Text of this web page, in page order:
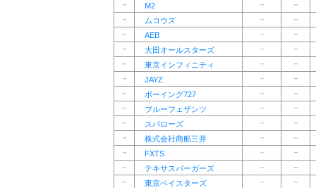
－
M2 －
－
－
ムコウズ －
－
－
AEB －
－
－
大田オールスターズ －
－
－
東京インフィニティ －
－
－
JAYZ －
－
－
ボーイング727 －
－
－
ブルーフェザンツ －
－
－
スパローズ －
－
－
株式会社商船三井 －
－
－
FXTS －
－
－
テキサスバーガーズ －
－
－
東京ベイスターズ －
－